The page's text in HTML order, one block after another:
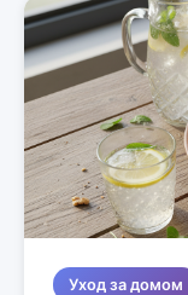
Уход за домом